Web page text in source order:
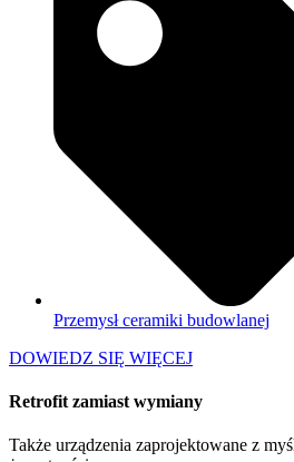
Przemysł ceramiki budowlanej
DOWIEDZ SIĘ WIĘCEJ
Retrofit zamiast wymiany
Także urządzenia zaprojektowane z